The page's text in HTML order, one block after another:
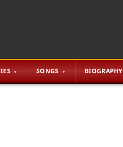
SONGS BIOGRAPHY